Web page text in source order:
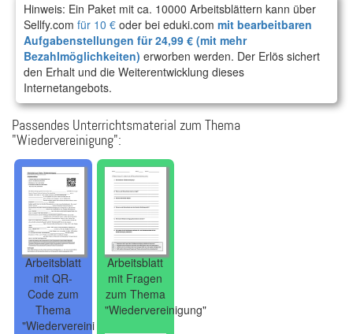
Hinweis: Ein Paket mit ca. 10000 Arbeitsblättern kann über
Sellfy.com für 10 € oder bei eduki.com mit bearbeitbaren
Aufgabenstellungen für 24,99 € (mit mehr
Bezahlmöglichkeiten) erworben werden. Der Erlös sichert
den Erhalt und die Weiterentwicklung dieses
Internetangebots.
Passendes Unterrichtsmaterial zum Thema
"Wiedervereinigung":
Arbeitsblatt
mit QR-
Code zum
Thema
"Wiedervereinigung"
Arbeitsblatt
mit Fragen
zum Thema
"Wiedervereinigung"